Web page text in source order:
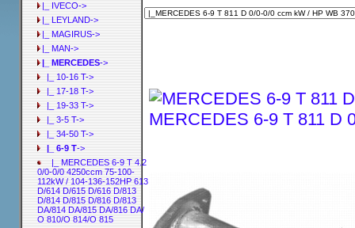
|_ IVECO->
|_ LEYLAND->
|_ MAGIRUS->
|_ MAN->
|_ MERCEDES->
|_ 10-16 T->
|_ 17-18 T->
|_ 19-33 T->
|_ 3-5 T->
|_ 34-50 T->
|_ 6-9 T->
|_ MERCEDES 6-9 T 4.2
0/0-0/0 4250ccm 75-100-
112kW / 104-136-152HP 613
D/614 D/615 D/616 D/813
D/814 D/815 D/816 D/813
DA/814 DA/815 DA/816 DA/
O 810/O 814/O 815
MERCEDES 6-9 T 811 D